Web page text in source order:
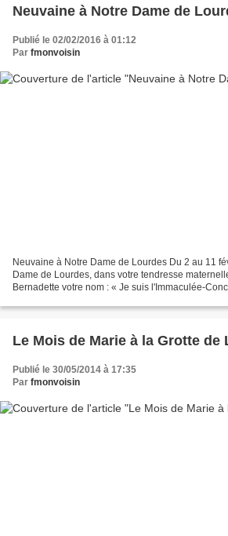
Neuvaine à Notre Dame de
Publié le 02/02/2016 à 01:12
Par fmonvoisin
Neuvaine à Notre Dame de Lourdes Du 2 au 11
Dame de Lourdes, dans votre tendresse
Bernadette votre nom : « Je suis l'Immaculée-
Le Mois de Marie à la Grotte de
Publié le 30/05/2014 à 17:35
Par fmonvoisin